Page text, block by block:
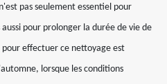
pas seulement essentiel pour
pour prolonger la durée de vie de
effectuer ce nettoyage est
lorsque les conditions